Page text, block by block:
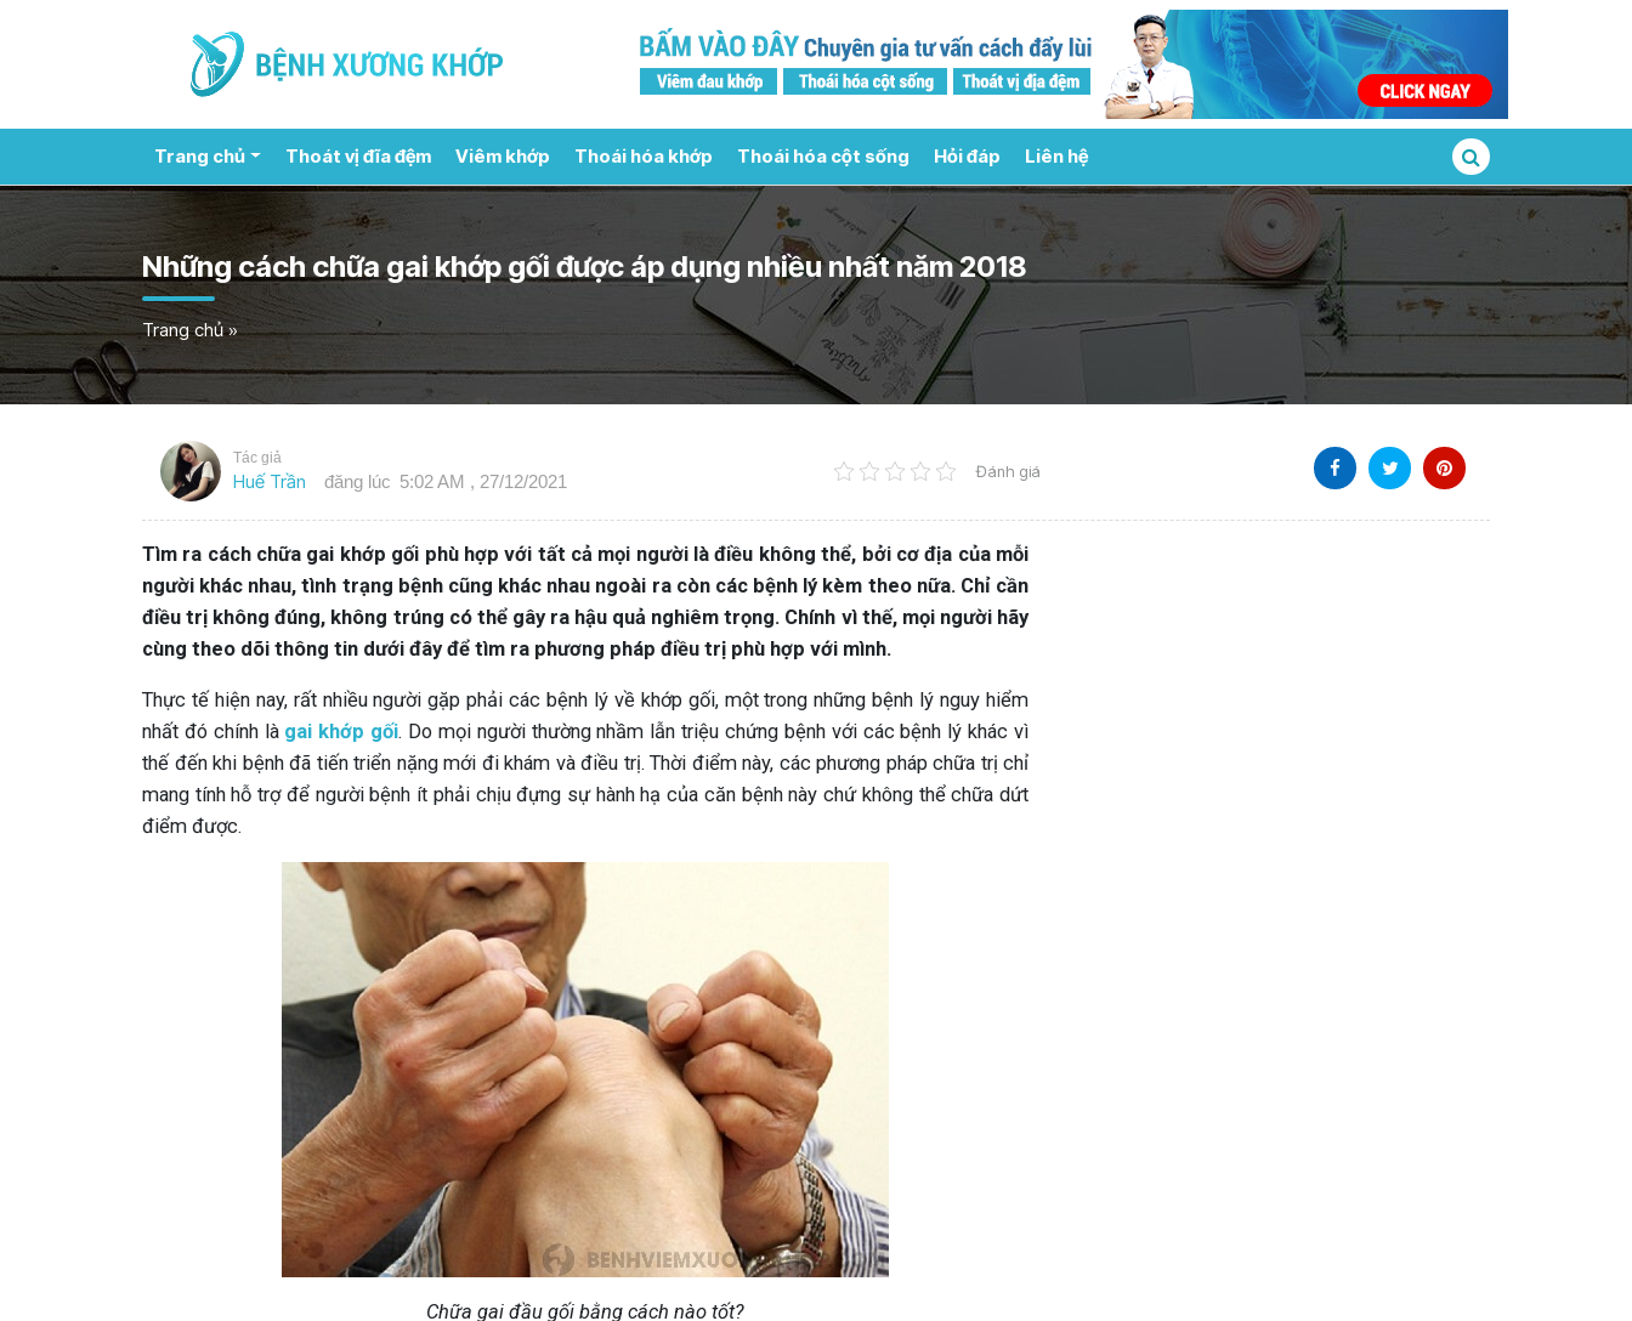
Trang chủ Thoát vị đĩa đệm Viêm khớp Thoái hóa khớp Thoái hóa cột sống Hỏi đáp Liên hệ
Những cách chữa gai khớp gối được áp dụng nhiều nhất năm 2018
Trang chủ»
Tác giả
Huế Trần đăng lúc 5:02 AM , 27/12/2021 Đánh giá
Tìm ra cách chữa gai khớp gối phù hợp với tất cả mọi người là điều không thể, bởi cơ địa của mỗi
người khác nhau, tình trạng bệnh cũng khác nhau ngoài ra còn các bệnh lý kèm theo nữa. Chỉ cần
điều trị không đúng, không trúng có thể gây ra hậu quả nghiêm trọng. Chính vì thế, mọi người hãy
cùng theo dõi thông tin dưới đây để tìm ra phương pháp điều trị phù hợp với mình.
Thực tế hiện nay, rất nhiều người gặp phải các bệnh lý về khớp gối, một trong những bệnh lý nguy hiểm
nhất đó chính là gai khớp gối. Do mọi người thường nhầm lẫn triệu chứng bệnh với các bệnh lý khác vì
thế đến khi bệnh đã tiến triển nặng mới đi khám và điều trị. Thời điểm này, các phương pháp chữa trị chỉ
mang tính hỗ trợ để người bệnh ít phải chịu đựng sự hành hạ của căn bệnh này chứ không thể chữa dứt
điểm được.
Chữa gai đầu gối bằng cách nào tốt?